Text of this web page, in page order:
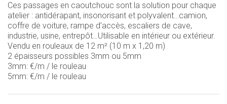
Ces passages en caoutchouc sont la solution pour chaque
atelier : antidérapant, insonorisant et polyvalent…camion,
coffre de voiture, rampe d’accès, escaliers de cave,
industrie, usine, entrepôt…Utilisable en intérieur ou extérieur.
Vendu en rouleaux de 12 m² (10 m x 1,20 m)
2 épaisseurs possibles 3mm ou 5mm
3mm: €/m / le rouleau
5mm: €/m / le rouleau